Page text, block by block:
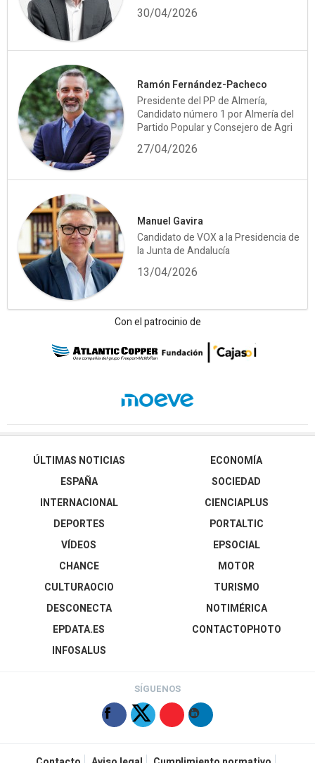
30/04/2026
Ramón Fernández-Pacheco
Presidente del PP de Almería,
Candidato número 1 por Almería del
Partido Popular y Consejero de Agri
27/04/2026
Manuel Gavira
Candidato de VOX a la Presidencia de
la Junta de Andalucía
13/04/2026
Con el patrocinio de
ÚLTIMAS NOTICIAS
ESPAÑA
INTERNACIONAL
DEPORTES
VÍDEOS
ECONOMÍA
SOCIEDAD
CIENCIAPLUS
PORTALTIC
EPSOCIAL
CHANCE
CULTURAOCIO
DESCONECTA
EPDATA.ES
INFOSALUS
MOTOR
TURISMO
NOTIMÉRICA
CONTACTOPHOTO
SÍGUENOS